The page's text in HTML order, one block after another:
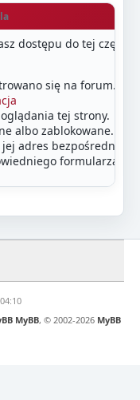
dostępu do tej części
się na forum.
tej strony.
albo zablokowane.
adres bezpośrednio w
formularza
MyBB, © 2002-2026 MyBB